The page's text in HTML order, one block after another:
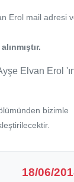
Erol mail adresi
Elvan Erol
bizimle
18/06/